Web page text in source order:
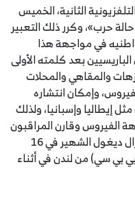
الثانية، الخميس
حرب»، وكرر ذلك التعبير
في مواجهة هذا
بعد كلمته الأولى
والمقاهي والمحلات
وإمكان انتشاره
إيطاليا وإسبانيا، ولذلك
الفيروس وقارن المراقبون
كلمته في التعبئة العامة بخطاب الجنرال ديغول الشهير في 16
بي سي) من لندن في أثناء